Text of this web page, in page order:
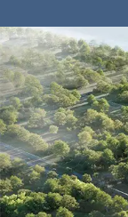
đến
nội
dung